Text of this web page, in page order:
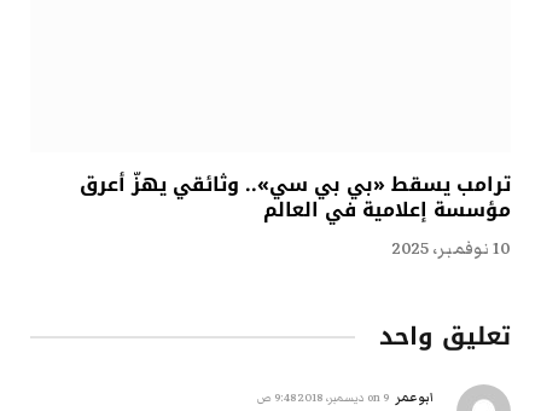
ترامب يسقط «بي بي سي».. وثائقي يهزّ أعرق
مؤسسة إعلامية في العالم
10 نوفمبر، 2025
تعليق واحد
ابوعمر 9 ديسمبر، 2018 9:48 ص